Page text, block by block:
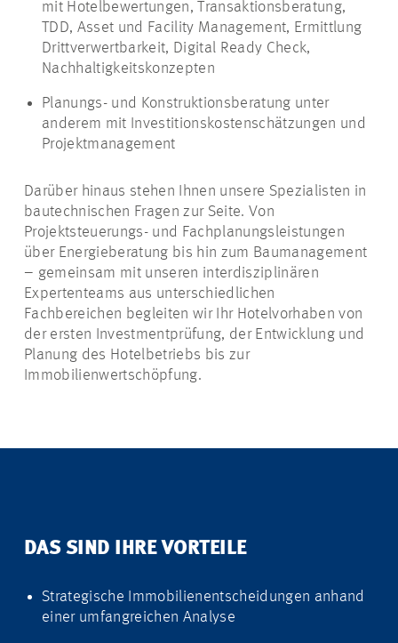
mit Hotelbewertungen, Transaktionsberatung,
TDD, Asset und Facility Management, Ermittlung
Drittverwertbarkeit, Digital Ready Check,
Nachhaltigkeitskonzepten
Planungs- und Konstruktionsberatung unter
anderem mit Investitionskostenschätzungen und
Projektmanagement
Darüber hinaus stehen Ihnen unsere Spezialisten in
bautechnischen Fragen zur Seite. Von
Projektsteuerungs- und Fachplanungsleistungen
über Energieberatung bis hin zum Baumanagement
– gemeinsam mit unseren interdisziplinären
Expertenteams aus unterschiedlichen
Fachbereichen begleiten wir Ihr Hotelvorhaben von
der ersten Investmentprüfung, der Entwicklung und
Planung des Hotelbetriebs bis zur
Immobilienwertschöpfung.
DAS SIND IHRE VORTEILE
Strategische Immobilienentscheidungen anhand
einer umfangreichen Analyse